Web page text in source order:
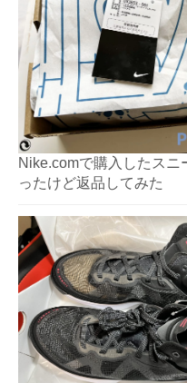
Nike.comで購入したスニ
ったけど返品してみた